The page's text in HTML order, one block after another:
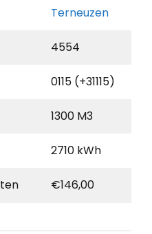
Terneuzen
4554
0115 (+31115)
1300 M3
2710 kWh
€146,00